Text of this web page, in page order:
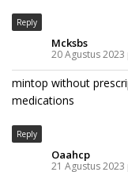
Reply
Mcksbs
20 Agustus
mintop without
medications
Reply
Oaahcp
21 Agustus